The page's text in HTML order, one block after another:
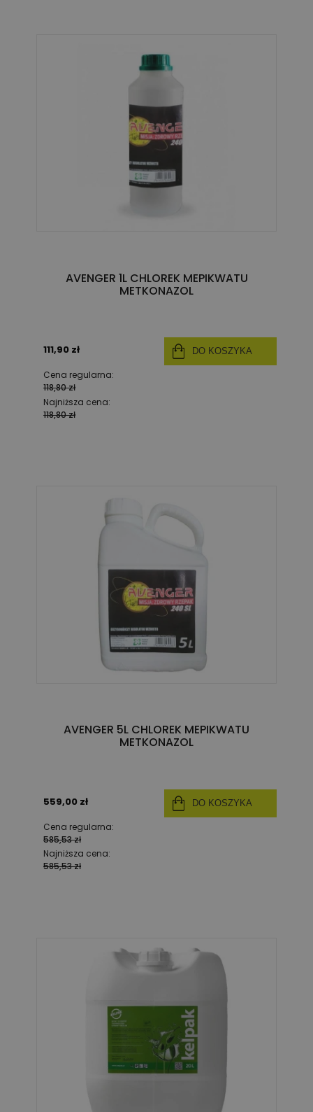
AVENGER 1L CHLOREK MEPIKWATU
METKONAZOL
111,90 zł
Cena regularna:
118,80 zł
Najniższa cena:
118,80 zł
DO KOSZYKA
AVENGER 5L CHLOREK MEPIKWATU
METKONAZOL
559,00 zł
Cena regularna:
585,53 zł
Najniższa cena:
585,53 zł
DO KOSZYKA